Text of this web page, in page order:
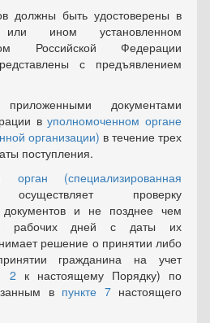
должны быть удостоверены в
или ином установленном
Российской Феде­рации
с предъявлением
документами
вуполномоченном органе
организа­ции) в течение трех
поступления.
орган (специализированная
проверку
документов и не позднее чем
рабочих дней с даты их
решение о принятии либо
гражданина на учет
2 к настоящему Порядку) по
в пункте 7настоящего